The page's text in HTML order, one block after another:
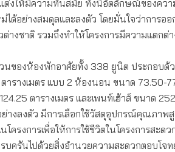
แต่งให้มีความทันสมัย ทั้งนี้อัตลักษณ์ของควา
ด้อย่างสมดุลและลงตัว โดยมั่นใจว่าการอ
างชาติ รวมถึงทำให้โครงการมีความแตกต่
นของห้องพักอาศัยทั้ง 338 ยูนิต ประกอบด้
รางเมตร แบบ 2 ห้องนอน ขนาด 73.50-
ตารางเมตร และเพนท์เฮ้าส์ ขนาด
างลงตัว มีการเลือกใช้วัสดุอุปกรณ์คุณภาพ
โครงการเพื่อให้การใช้ชีวิตในโครงการสะด
ครันไปด้วยสิ่งอำนวยความสะดวกตอบโจ